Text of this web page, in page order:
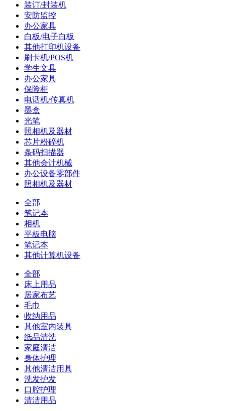
装订/封装机
安防监控
办公家具
白板/电子白板
其他打印机设备
刷卡机/POS机
学生文具
办公家具
保险柜
电话机/传真机
墨盒
光笔
照相机及器材
芯片粉碎机
条码扫描器
其他会计机械
办公设备零部件
照相机及器材
全部
笔记本
相机
平板电脑
笔记本
其他计算机设备
全部
床上用品
居家布艺
毛巾
收纳用品
其他室内装具
纸品清洗
家庭清洁
身体护理
其他清洁用具
洗发护发
口腔护理
清洁用品